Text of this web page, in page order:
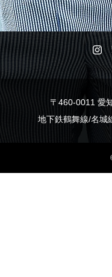
〒460-0011 愛
地下鉄鶴舞線/名城